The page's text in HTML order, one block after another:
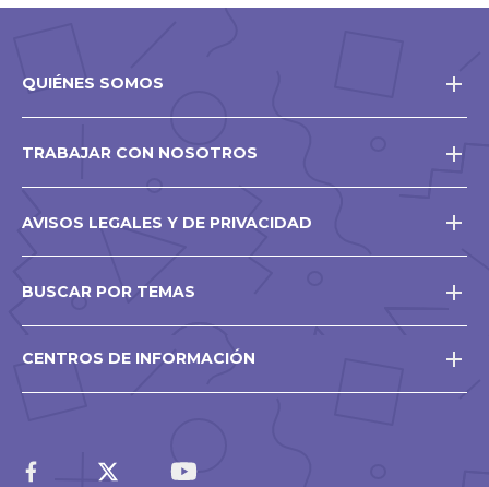
QUIÉNES SOMOS
TRABAJAR CON NOSOTROS
AVISOS LEGALES Y DE PRIVACIDAD
BUSCAR POR TEMAS
CENTROS DE INFORMACIÓN